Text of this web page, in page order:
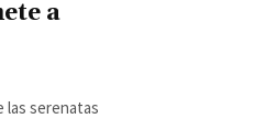
a
las serenatas